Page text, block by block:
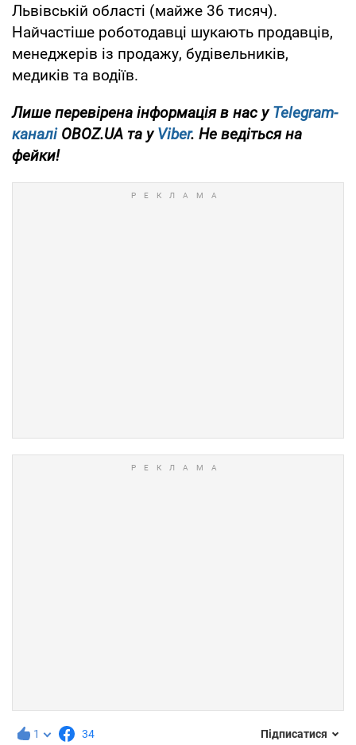
Львівській області (майже 36 тисяч).
Найчастіше роботодавці шукають продавців,
менеджерів із продажу, будівельників,
медиків та водіїв.
Лише перевірена інформація в нас уTelegram-
каналіOBOZ.UA та уViber. Не ведіться на
фейки!
1 34 Підписатися